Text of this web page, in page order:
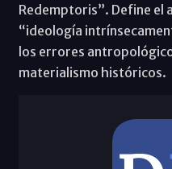
Redemptoris”. Define el
“ideología
los errores
materialismo históricos.